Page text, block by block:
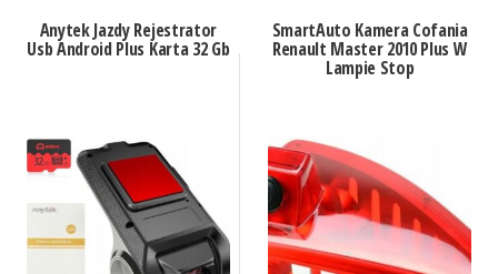
Anytek Jazdy Rejestrator
Usb Android Plus Karta 32 Gb
SmartAuto Kamera Cofania
Renault Master 2010 Plus W
Lampie Stop